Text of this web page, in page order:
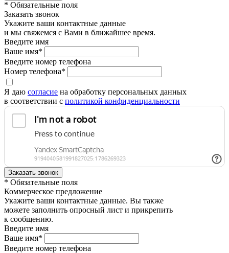
* Обязательные поля
Заказать звонок
Укажите ваши контактные данные
и мы свяжемся с Вами в ближайшее время.
Введите имя
Ваше имя*
Введите номер телефона
Номер телефона*
Я даю согласие на обработку персональных данных
в соответствии с политикой конфиденциальности
* Обязательные поля
Коммерческое предложение
Укажите ваши контактные данные. Вы также
можете заполнить опросный лист и прикрепить
к сообщению.
Введите имя
Ваше имя*
Введите номер телефона